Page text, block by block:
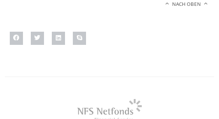
NACH OBEN